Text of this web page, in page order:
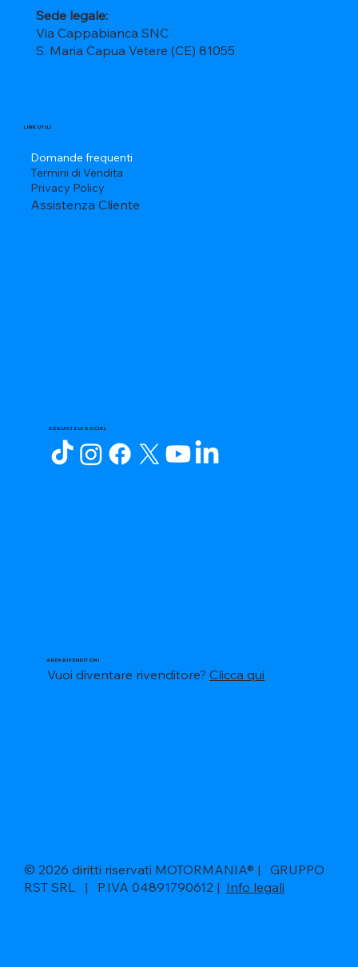
Sede legale:
Via Cappabianca SNC
S. Maria Capua Vetere (CE) 81055
LINK UTILI
Domande frequenti
Termini di Vendita
Privacy Policy
Assistenza Cliente
SEGUICI SUI SOCIAL
AREA RIVENDITORI
Vuoi diventare rivenditore?Clicca qui
© 2026 diritti riservati MOTORMANIA® | GRUPPO
RST SRL | P.IVA 04891790612 | Info legali